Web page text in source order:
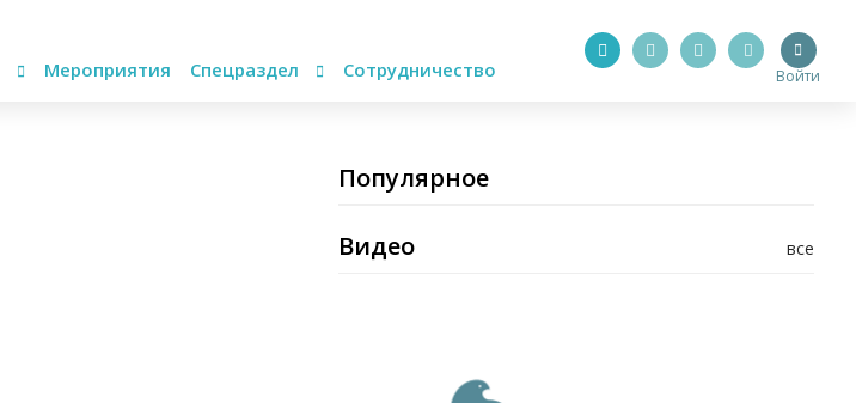
Мероприятия Спецраздел Сотрудничество Войти
Популярное
все
Видео